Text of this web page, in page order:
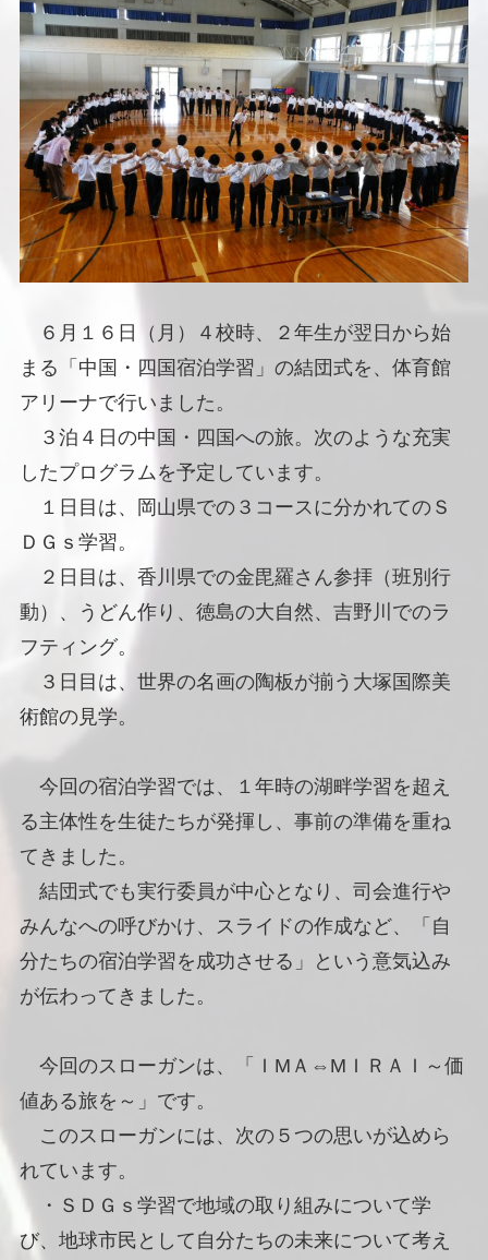
６月１６日（月）４校時、２年生が翌日から始
まる「中国・四国宿泊学習」の結団式を、体育館
アリーナで行いました。
３泊４日の中国・四国への旅。次のような充実
したプログラムを予定しています。
１日目は、岡山県での３コースに分かれてのＳ
ＤＧｓ学習。
２日目は、香川県での金毘羅さん参拝（班別行
動）、うどん作り、徳島の大自然、吉野川でのラ
フティング。
３日目は、世界の名画の陶板が揃う大塚国際美
術館の見学。
今回の宿泊学習では、１年時の湖畔学習を超え
る主体性を生徒たちが発揮し、事前の準備を重ね
てきました。
結団式でも実行委員が中心となり、司会進行や
みんなへの呼びかけ、スライドの作成など、「自
分たちの宿泊学習を成功させる」という意気込み
が伝わってきました。
今回のスローガンは、「ＩМＡ⇔МＩＲＡＩ～価
値ある旅を～」です。
このスローガンには、次の５つの思いが込めら
れています。
・ＳＤＧｓ学習で地域の取り組みについて学
び、地球市民として自分たちの未来について考え